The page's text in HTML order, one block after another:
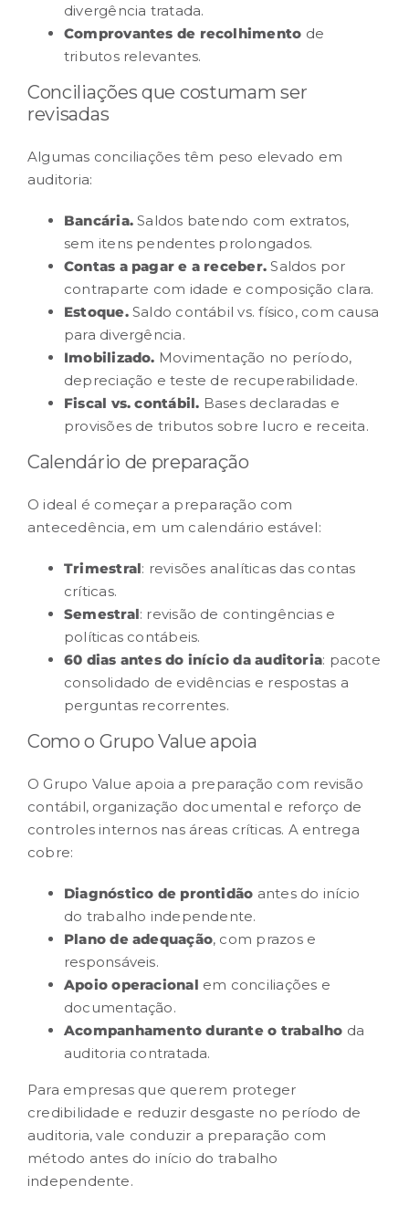
divergência tratada.
Comprovantes de recolhimento de
tributos relevantes.
Conciliações que costumam ser
revisadas
Algumas conciliações têm peso elevado em
auditoria:
Bancária. Saldos batendo com extratos,
sem itens pendentes prolongados.
Contas a pagar e a receber. Saldos por
contraparte com idade e composição clara.
Estoque.Saldo contábil vs. físico, com causa
para divergência.
Imobilizado. Movimentação no período,
depreciação e teste de recuperabilidade.
Fiscal vs. contábil. Bases declaradas e
provisões de tributos sobre lucro e receita.
Calendário de preparação
O ideal é começar a preparação com
antecedência, em um calendário estável:
Trimestral: revisões analíticas das contas
críticas.
Semestral: revisão de contingências e
políticas contábeis.
60 dias antes do início da auditoria: pacote
consolidado de evidências e respostas a
perguntas recorrentes.
Como o Grupo Value apoia
O Grupo Value apoia a preparação com revisão
contábil, organização documental e reforço de
controles internos nas áreas críticas. A entrega
cobre:
Diagnóstico de prontidão antes do início
do trabalho independente.
Plano de adequação, com prazos e
responsáveis.
Apoio operacional em conciliações e
documentação.
Acompanhamento durante o trabalho da
auditoria contratada.
Para empresas que querem proteger
credibilidade e reduzir desgaste no período de
auditoria, vale conduzir a preparação com
método antes do início do trabalho
independente.